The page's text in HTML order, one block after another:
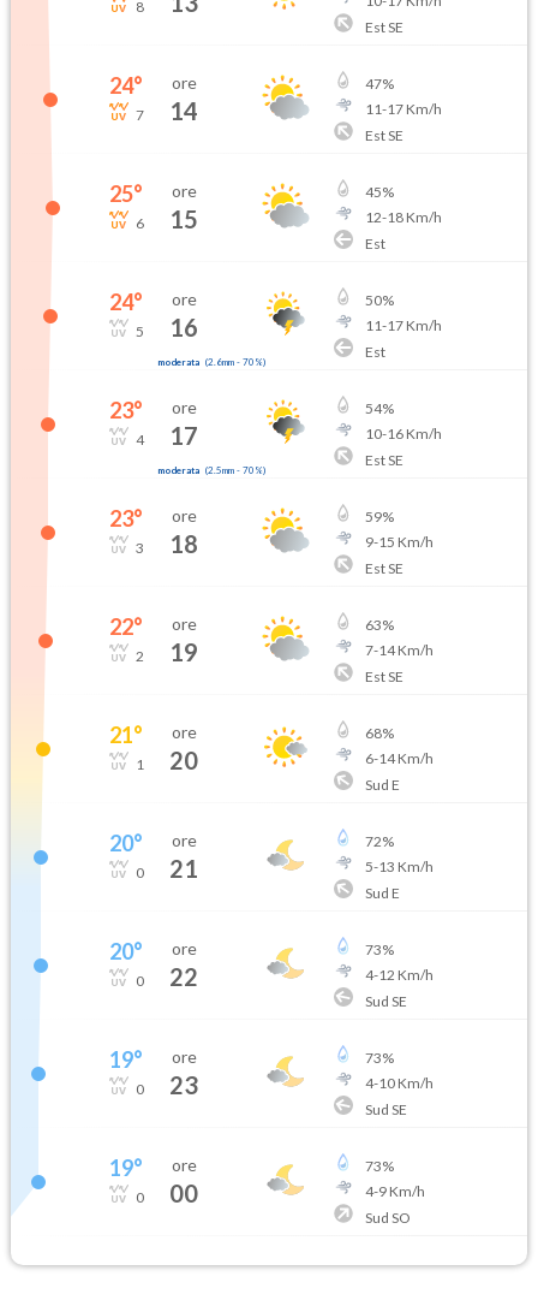
8
Est SE
24°
7
ore
14
47%
11-17Km/h
Est SE
25°
6
ore
15
45%
12-18Km/h
Est
24°
5
ore
16
moderata (2.6mm- 70 %)
50%
11-17Km/h
Est
23°
4
ore
17
moderata (2.5mm- 70 %)
54%
10-16Km/h
Est SE
23°
3
ore
18
59%
9-15 Km/h
Est SE
22°
2
ore
19
63%
7-14Km/h
Est SE
21°
1
ore
20
68%
6-14Km/h
Sud E
20°
0
ore
21
72%
5-13 Km/h
Sud E
20°
0
ore
22
73%
4-12 Km/h
Sud SE
19°
0
ore
23
73%
4-10Km/h
Sud SE
19°
0
ore
00
73%
4-9Km/h
Sud SO